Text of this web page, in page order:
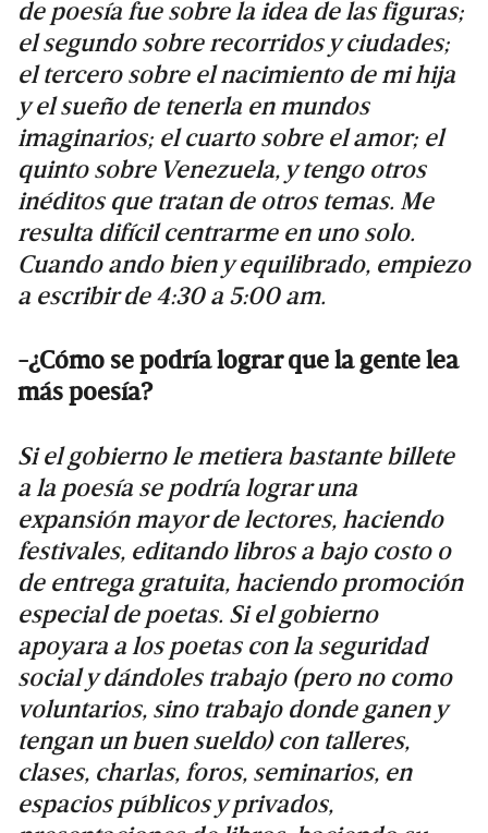
de poesía fue sobre la idea de las figuras;
el segundo sobre recorridos y ciudades;
el tercero sobre el nacimiento de mi hija
y el sueño de tenerla en mundos
imaginarios; el cuarto sobre el amor; el
quinto sobre Venezuela, y tengo otros
inéditos que tratan de otros temas. Me
resulta difícil centrarme en uno solo.
Cuando ando bien y equilibrado, empiezo
a escribir de 4:30 a 5:00 am.
-¿Cómo se podría lograr que la gente lea
más poesía?
Si el gobierno le metiera bastante billete
a la poesía se podría lograr una
expansión mayor de lectores, haciendo
festivales, editando libros a bajo costo o
de entrega gratuita, haciendo promoción
especial de poetas. Si el gobierno
apoyara a los poetas con la seguridad
social y dándoles trabajo (pero no como
voluntarios, sino trabajo donde ganen y
tengan un buen sueldo) con talleres,
clases, charlas, foros, seminarios, en
espacios públicos y privados,